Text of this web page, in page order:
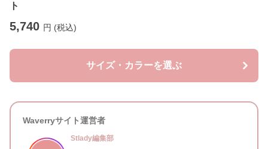
ト
5,740 円 (税込)
サイズ・カラーを選ぶ
Waverryサイト運営者
Stlady編集部